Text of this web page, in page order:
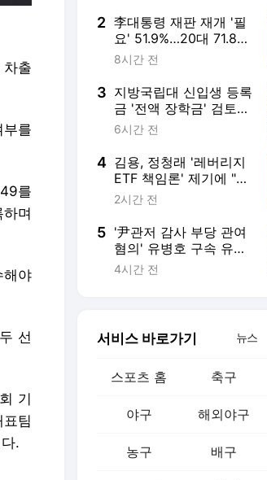
차출
를
를
며
해야
선
기
팀
.
2 李대통령 재판 재개 '필
요' 51.9%…20대 71.8%·
중도층도 과반
8시간 전
3 지방국립대 신입생 등록
금 '전액 장학금' 검토…
위기의 사립대 '발칵'
6시간 전
4 김용, 정청래 '레버리지
ETF 책임론' 제기에 "반
명 커밍아웃하라"
2시간 전
5 '尹관저 감사 부당 관여
혐의' 유병호 구속 유
지…최재해 조사도 본격
4시간 전
서비스 바로가기 뉴스
스포츠 홈 축구
야구 해외야구
농구 배구